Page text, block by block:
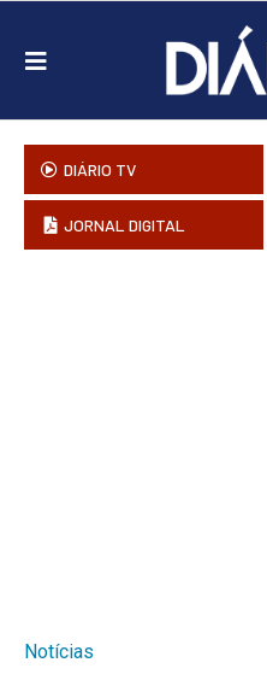
DIÁRIO TV
JORNAL DIGITAL
Notícias